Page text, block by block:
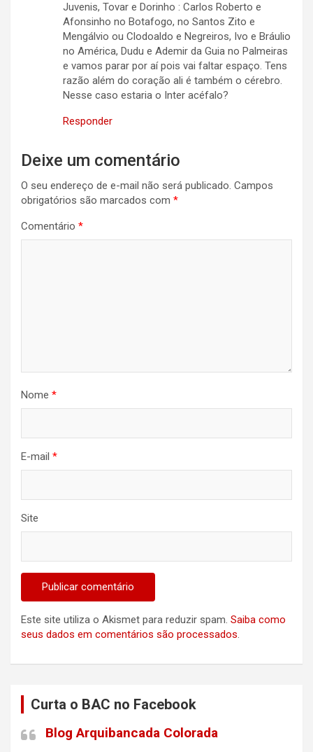
Juvenis, Tovar e Dorinho : Carlos Roberto e
Afonsinho no Botafogo, no Santos Zito e
Mengálvio ou Clodoaldo e Negreiros, Ivo e Bráulio
no América, Dudu e Ademir da Guia no Palmeiras
e vamos parar por aí pois vai faltar espaço. Tens
razão além do coração ali é também o cérebro.
Nesse caso estaria o Inter acéfalo?
Responder
Deixe um comentário
O seu endereço de e-mail não será publicado. Campos
obrigatórios são marcados com *
Comentário *
Nome *
E-mail *
Site
Este site utiliza o Akismet para reduzir spam. Saiba como
seus dados em comentários são processados.
Curta o BAC no Facebook
Blog Arquibancada Colorada